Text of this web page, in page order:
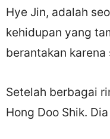
Hye Jin, adalah
kehidupan yang
berantakan
Setelah berbagai
Hong Doo Shik.